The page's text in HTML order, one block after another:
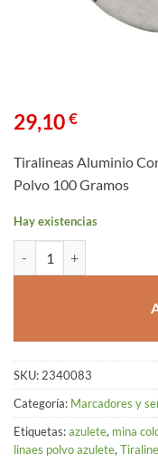
29,10€
Tiralineas Aluminio
Polvo 100 Gramos
Hay existencias
SKU: 2340083
Categoría: Marcadores y
Etiquetas:azulete, mina
linaes polvo azulete,